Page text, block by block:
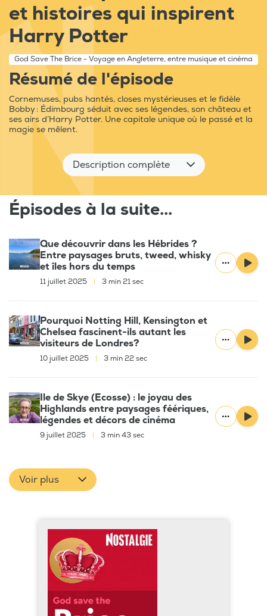
et histoires qui inspirent
Harry Potter
God Save The Brice - Voyage en Angleterre, entre musique et cinéma
Résumé de l'épisode
Cornemuses, pubs hantés, closes mystérieuses et le fidèle
Bobby : Édimbourg séduit avec ses légendes, son château et
ses airs d’Harry Potter. Une capitale unique où le passé et la
magie se mêlent.
Description complète
Épisodes à la suite...
Que découvrir dans les Hébrides ?
Entre paysages bruts, tweed, whisky
et îles hors du temps
11 juillet 2025 3 min 21 sec
Pourquoi Notting Hill, Kensington et
Chelsea fascinent-ils autant les
visiteurs de Londres?
10 juillet 2025 3 min 22 sec
Ile de Skye (Ecosse) : le joyau des
Highlands entre paysages féériques,
légendes et décors de cinéma
9 juillet 2025 3 min 43 sec
Voir plus